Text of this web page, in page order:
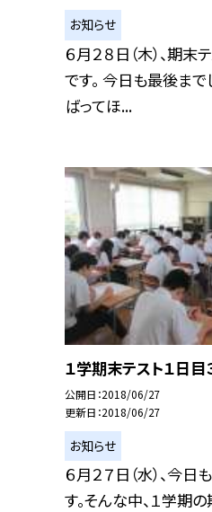
お知らせ
６月２８日（木）、期末
です。 今日も最後まで
ばってほ...
１学期末テスト１日目
公開日 2018/06/27
更新日 2018/06/27
お知らせ
６月２７日（水）、今
す。そんな中、１学期